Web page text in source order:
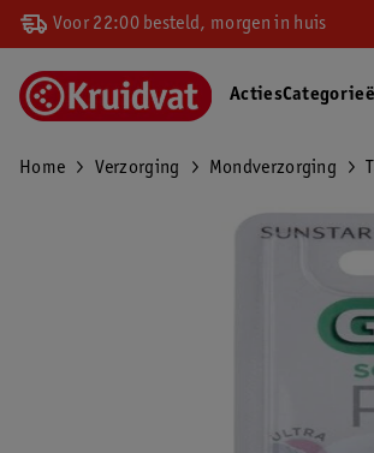
Voor 22:00 besteld, morgen in huis
Acties
Home Verzorging Mondverzorging